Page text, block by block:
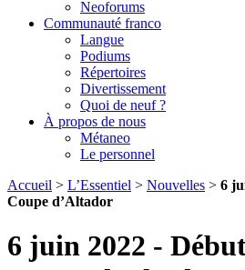
Neoforums
Communauté franco
Langue
Podiums
Répertoires
Divertissement
Quoi de neuf ?
À propos de nous
Métaneo
Le personnel
Accueil > L’Essentiel > Nouvelles > 6
Coupe d’Altador
6 juin 2022 -